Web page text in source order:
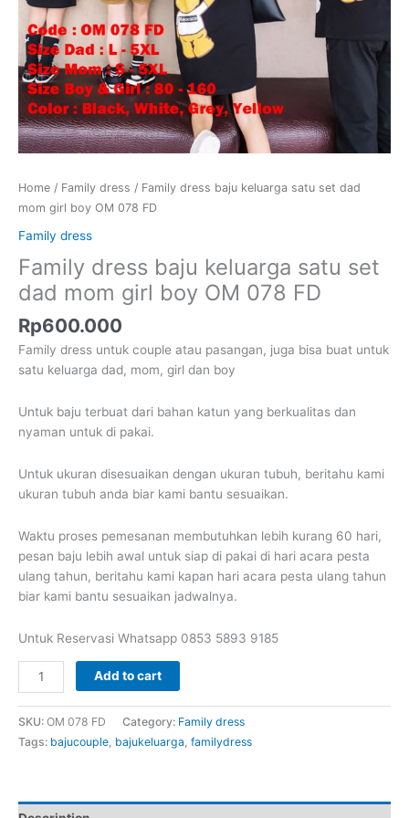
Home / Family dress / Family dress baju keluarga satu set dad
mom girl boy OM 078 FD
Family dress
Family dress baju keluarga satu set
dad mom girl boy OM 078 FD
Rp600.000
Family dress untuk couple atau pasangan, juga bisa buat untuk
satu keluarga dad, mom, girl dan boy
Untuk baju terbuat dari bahan katun yang berkualitas dan
nyaman untuk di pakai.
Untuk ukuran disesuaikan dengan ukuran tubuh, beritahu kami
ukuran tubuh anda biar kami bantu sesuaikan.
Waktu proses pemesanan membutuhkan lebih kurang 60 hari,
pesan baju lebih awal untuk siap di pakai di hari acara pesta
ulang tahun, beritahu kami kapan hari acara pesta ulang tahun
biar kami bantu sesuaikan jadwalnya.
Untuk Reservasi Whatsapp 0853 5893 9185
Family
dress
baju
keluarga
satu
mom
Add to cart
SKU: OM 078 FD Category: Family dress
Tags: bajucouple bajukeluarga familydress